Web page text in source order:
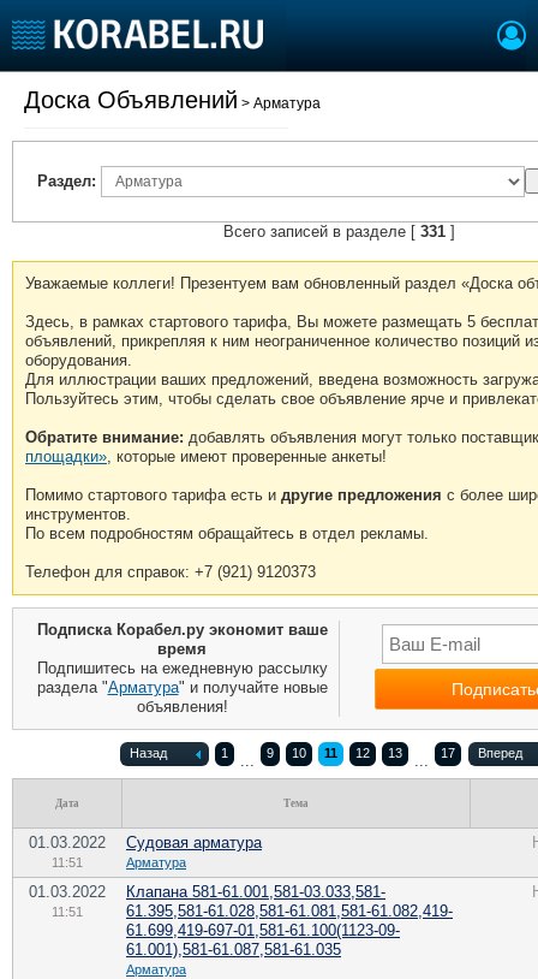
Судостроение
Пульс
Новости
Компании
Репутация
Крюинг
Журнал
Реклама
Торговая площадка
Доска объявлений
Продажа флота
Оборудование
Изделия
Услуги
Выставки и семинары
Словарь
Галерея флота
Отзывы
Все службы
Доска Объявлений > Арматура
Раздел:
Всего записей в разделе [ 331]
Уважаемые коллеги! Презентуем вам обновленный раздел «Доска
Здесь, в рамках стартового тарифа, Вы можете размещать 5
объявлений, прикрепляя к ним неограниченное количество позиций
оборудования.
Для иллюстрации ваших предложений, введена возможность
Пользуйтесь этим, чтобы сделать свое объявление ярче и
Обратите внимание: добавлять объявления могут только
площадки», которые имеют проверенные анкеты!
Помимо стартового тарифа есть и другие предложения с более
инструментов.
По всем подробностям обращайтесь в отдел рекламы.
Телефон для справок: +7 (921) 9120373
Подписка Корабел.ру экономит ваше
время
Подпишитесь на ежедневную рассылку
раздела "Арматура" и получайте новые
объявления!
Назад 1 ... 9 10 11 12 13 ... 17 Вперед
Дата Тема
01.03.2022
11:51
Судовая арматура
Арматура
01.03.2022
11:51
Клапана 581-61.001,581-03.033,581-
61.395,581-61.028,581-61.081,581-61.082,419-
61.699,419-697-01,581-61.100(1123-09-
61.001),581-61.087,581-61.035
Арматура